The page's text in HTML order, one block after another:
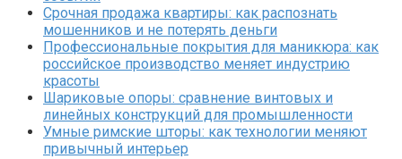
Срочная продажа квартиры: как распознать
мошенников и не потерять деньги
Профессиональные покрытия для маникюра: как
российское производство меняет индустрию
красоты
Шариковые опоры: сравнение винтовых и
линейных конструкций для промышленности
Умные римские шторы: как технологии меняют
привычный интерьер